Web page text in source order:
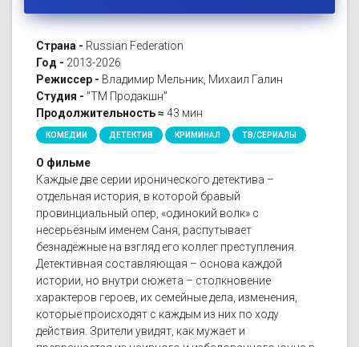
Страна - Russian Federation
Год - 2013-2026
Режиссер - Владимир Мельник, Михаил Галин
Студия - "ТМ Продакшн"
Продолжительность ≈ 43 мин
КОМЕДИИ ДЕТЕКТИВ КРИМИНАЛ ТВ/СЕРИАЛЫ
О фильме
Каждые две серии иронического детектива –
отдельная история, в которой бравый
провинциальный опер, «одинокий волк» с
несерьёзным именем Саня, распутывает
безнадёжные на взгляд его коллег преступления.
Детективная составляющая – основа каждой
истории, но внутри сюжета – столкновение
характеров героев, их семейные дела, изменения,
которые происходят с каждым из них по ходу
действия. Зрители увидят, как мужает и